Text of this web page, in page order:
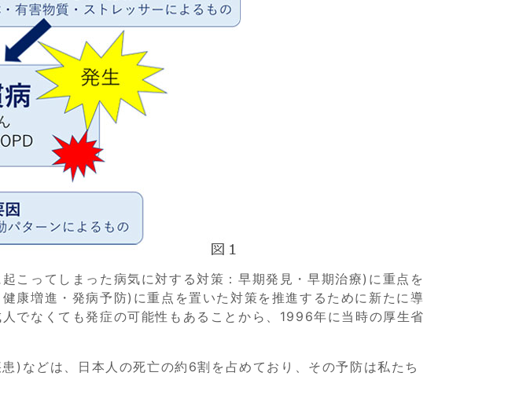
ってしまった病気に対する対策：早期発見・早期治療)に重点を
康増進・発病予防)に重点を置いた対策を推進するために新たに導
でなくても発症の可能性もあることから、1996年に当時の厚生省
)などは、日本人の死亡の約6割を占めており、その予防は私たち